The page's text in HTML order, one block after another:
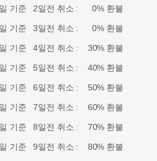
일 기준 2일전 취소 : 0% 환불
일 기준 3일전 취소 : 0% 환불
기준 4일전 취소 : 30% 환불
기준 5일전 취소 : 40% 환불
기준 6일전 취소 : 50% 환불
기준 7일전 취소 : 60% 환불
기준 8일전 취소 : 70% 환불
기준 9일전 취소 : 80% 환불